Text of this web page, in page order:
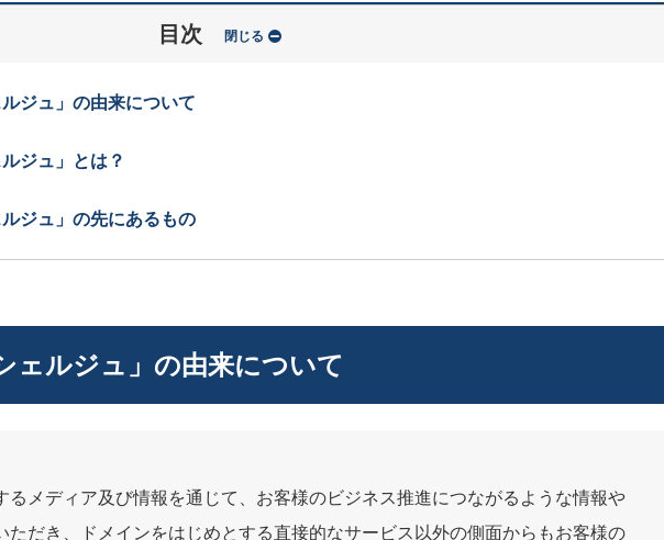
目次 閉じる
ルジュ」の由来について
ジュ」とは？
ルジュ」の先にあるもの
ェルジュ」の由来について
るメディア及び情報を通じて、お客様のビジネス推進につながるような情報や
ただき、ドメインをはじめとする直接的なサービス以外の側面からもお客様の